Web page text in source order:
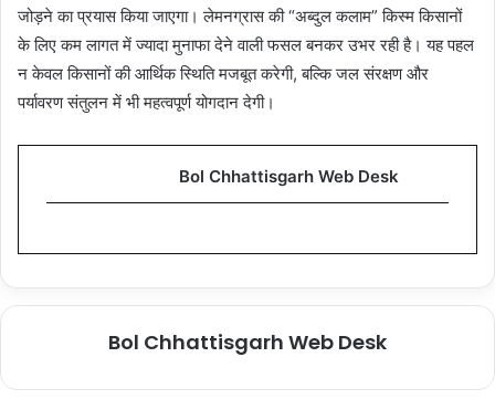
जोड़ने का प्रयास किया जाएगा। लेमनग्रास की “अब्दुल कलाम” किस्म किसानों
के लिए कम लागत में ज्यादा मुनाफा देने वाली फसल बनकर उभर रही है। यह पहल
न केवल किसानों की आर्थिक स्थिति मजबूत करेगी, बल्कि जल संरक्षण और
पर्यावरण संतुलन में भी महत्वपूर्ण योगदान देगी।
Bol Chhattisgarh Web Desk
Bol Chhattisgarh Web Desk